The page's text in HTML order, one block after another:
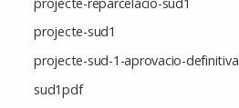
projecte-sud1
projecte-sud-1-aprovacio-definitiva
sud1pdf